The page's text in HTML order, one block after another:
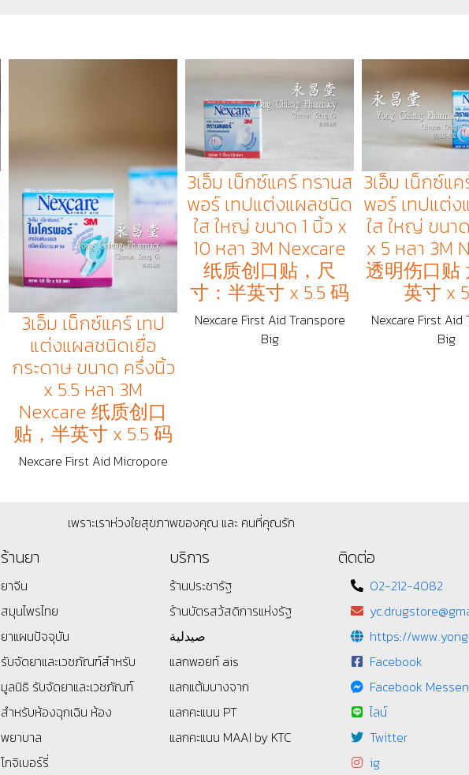
3เอ็ม เน็กซ์แคร์ เทป
แต่งแผลชนิดเยื่อ
กระดาษ ขนาด ครึ่งนิ้ว
x 5.5 หลา 3M
Nexcare 纸质创口
贴，半英寸 x 5.5 码
Nexcare First Aid Micropore
3เอ็ม เน็กซ์แคร์ ทรานส
พอร์ เทปแต่งแผลชนิด
ใส ใหญ่ ขนาด 1 นิ้ว x
10 หลา 3M Nexcare
纸质创口贴，尺
寸：半英寸 x 5.5 码
Nexcare First Aid Transpore
Big
3เอ็ม เน็กซ์แ
พอร์ เทปแต่
ใส ใหญ่ ขนา
x 5 หลา 3M
透明伤口贴
英寸 x
Nexcare First Aid
Big
เพราะเราห่วงใยสุขภาพของคุณ และ คนที่คุณรัก
ร้านยา
ยาจีน
สมุนไพรไทย
ยาแผนปัจจุบัน
รับจัดยาและเวชภัณฑ์สำหรับ
มูลนิธิ รับจัดยาและเวชภัณฑ์
สำหรับห้องฉุกเฉิน ห้อง
พยาบาล
โกจิเบอร์รี่
บริการ
ร้านประชารัฐ
ร้านบัตรสว้สดิการแห่งรัฐ
صيدلية
แลกพอยท์ ais
แลกแต้มบางจาก
แลกคะแนน PT
แลกคะแนน MAAI by KTC
ติดต่อ
02-212-4082
https://
Facebook
Facebook
ไลน์
Twitter
ig